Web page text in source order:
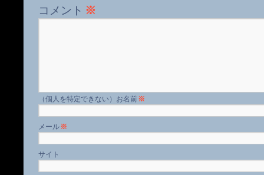
コメント ※
名前※
メール※
サイト